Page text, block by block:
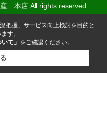
本店 All rights reserved.
把握、サービス向上検討を目的と
す。
て」 をご確認ください。